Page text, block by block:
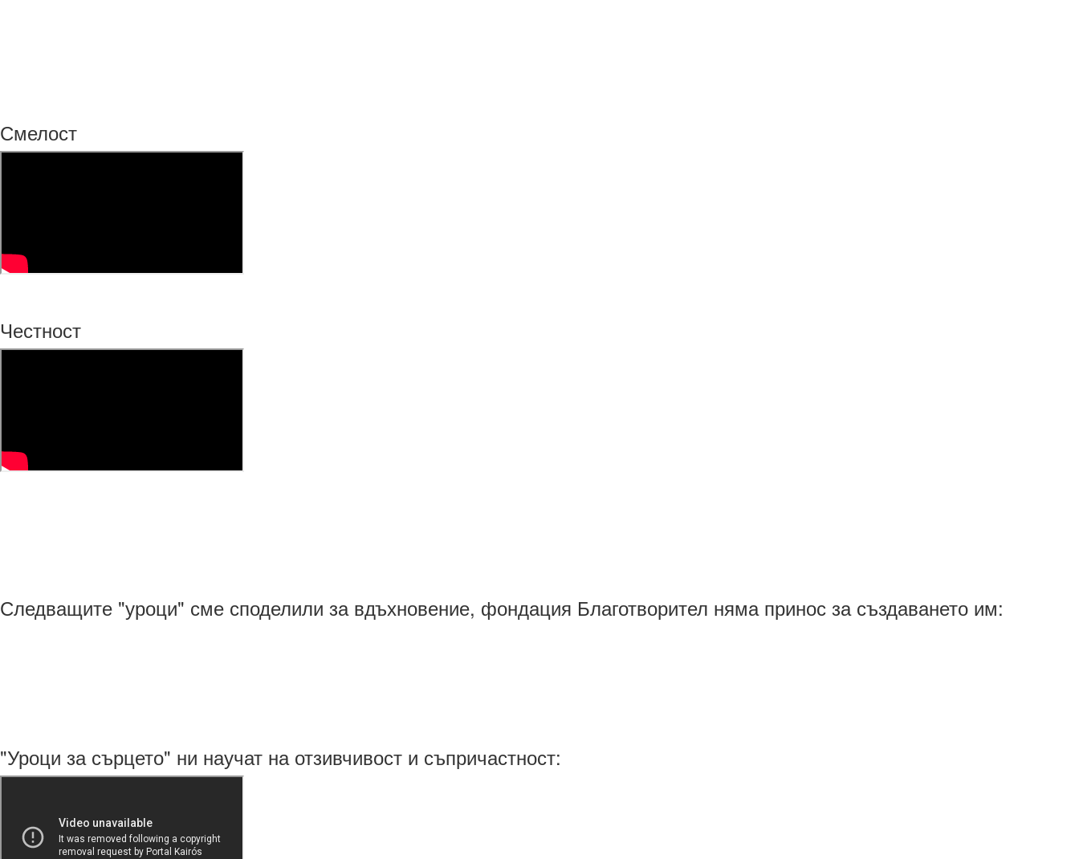
Смелост
Честност
Следващите "уроци" сме споделили за вдъхновение, фондация Благотворител няма принос за създаването им:
"Уроци за сърцето" ни научат на отзивчивост и съпричастност: